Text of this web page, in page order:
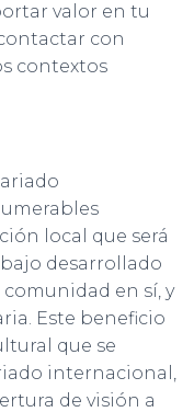
valor en tu
con
contextos
local que será
desarrollado
en sí, y
Este beneficio
que se
internacional,
de visión a